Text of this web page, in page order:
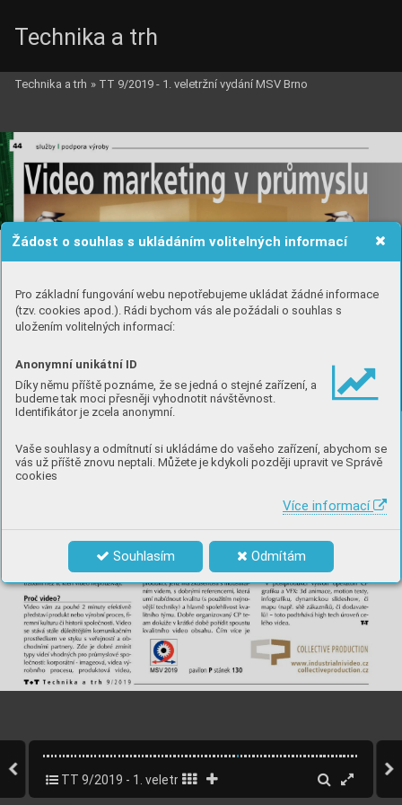
Žádost o souhlas s ukládáním volitelných informací
Pro základní fungování webu nepotřebujeme ukládat žádné informace
(tzv. cookies apod.). Rádi bychom vás ale požádali o souhlas s
uložením volitelných informací:
Anonymní unikátní ID
Díky němu příště poznáme, že se jedná o stejné zařízení, a
budeme tak moci přesněji vyhodnotit návštěvnost.
Identifikátor je zcela anonymní.
Vaše souhlasy a odmítnutí si ukládáme do vašeho zařízení, abychom se
vás už příště znovu neptali. Můžete je kdykoli později upravit ve Správě
cookies
Více informací
Souhlasím Odmítám
Technika a trh
Technika a trh » TT 9/2019 - 1. veletržní vydání MSV Brno
TT 9/2019 - 1. veletržní vydání MSV Brno